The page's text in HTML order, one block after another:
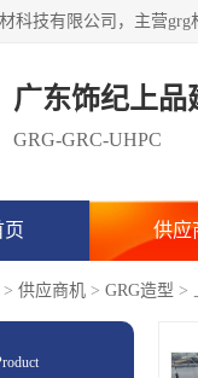
广东饰纪上品
GRG-GRC-UHPC
页 供应
> 供应商机 > GRG造型 >